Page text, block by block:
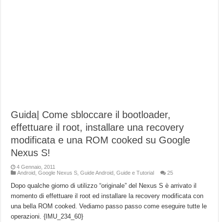
Guida| Come sbloccare il bootloader,
effettuare il root, installare una recovery
modificata e una ROM cooked su Google
Nexus S!
4 Gennaio, 2011
Android ,Google Nexus S ,Guide Android ,Guide e Tutorial 25
Dopo qualche giorno di utilizzo “originale” del Nexus S è arrivato il
momento di effettuare il root ed installare la recovery modificata con
una bella ROM cooked. Vediamo passo passo come eseguire tutte le
operazioni. {IMU_234_60}